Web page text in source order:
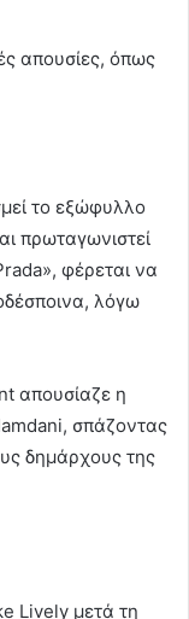
απουσίες, όπως
το εξώφυλλο
πρωταγωνιστεί
φέρεται να
λόγω
απουσίαζε η
σπάζοντας
δημάρχους της
Lively μετά τη